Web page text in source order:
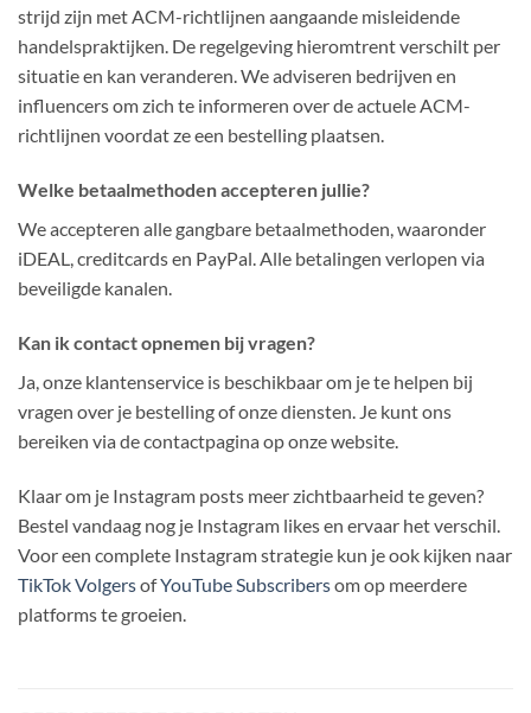
strijd zijn met ACM-richtlijnen aangaande misleidende
handelspraktijken. De regelgeving hieromtrent verschilt per
situatie en kan veranderen. We adviseren bedrijven en
influencers om zich te informeren over de actuele ACM-
richtlijnen voordat ze een bestelling plaatsen.
Welke betaalmethoden accepteren jullie?
We accepteren alle gangbare betaalmethoden, waaronder
iDEAL, creditcards en PayPal. Alle betalingen verlopen via
beveiligde kanalen.
Kan ik contact opnemen bij vragen?
Ja, onze klantenservice is beschikbaar om je te helpen bij
vragen over je bestelling of onze diensten. Je kunt ons
bereiken via de contactpagina op onze website.
Klaar om je Instagram posts meer zichtbaarheid te geven?
Bestel vandaag nog je Instagram likes en ervaar het verschil.
Voor een complete Instagram strategie kun je ook kijken naar
TikTok VolgersofYouTube Subscribersom op meerdere
platforms te groeien.